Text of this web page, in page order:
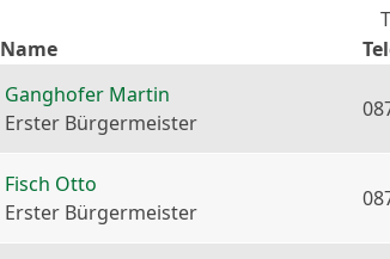
Name
Ganghofer Martin
Erster Bürgermeister
Fisch Otto
Erster Bürgermeister